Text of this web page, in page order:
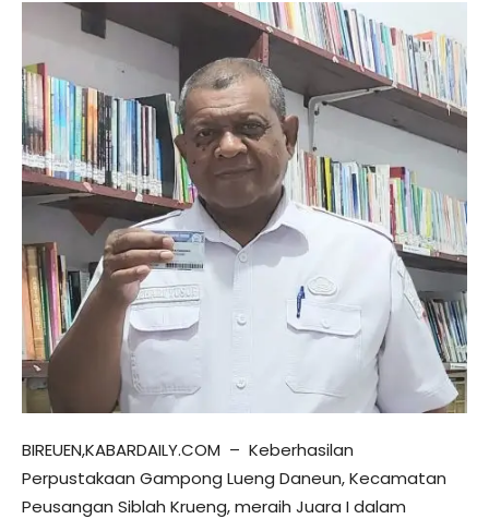
BIREUEN,KABARDAILY.COM – Keberhasilan
Perpustakaan Gampong Lueng Daneun, Kecamatan
Peusangan Siblah Krueng, meraih Juara I dalam